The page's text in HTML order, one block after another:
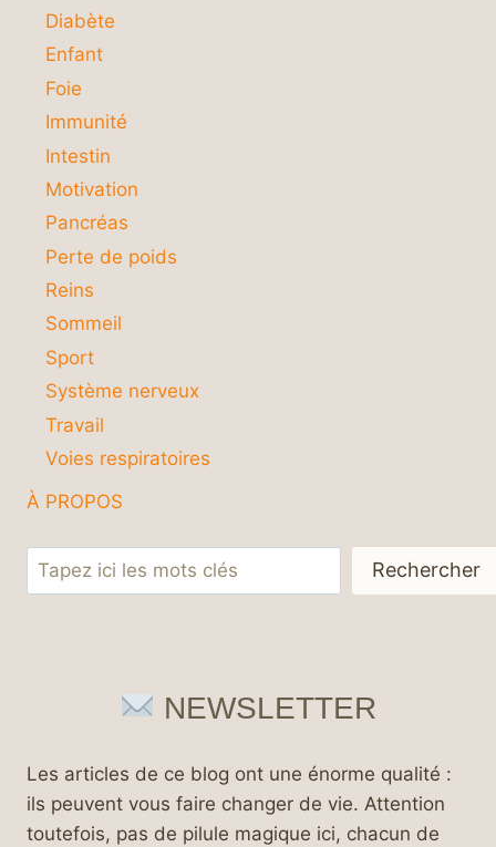
Diabète
Enfant
Foie
Immunité
Intestin
Motivation
Pancréas
Perte de poids
Reins
Sommeil
Sport
Système nerveux
Travail
Voies respiratoires
À PROPOS
Rechercher Rechercher
NEWSLETTER
Les articles de ce blog ont une énorme qualité :
ils peuvent vous faire changer de vie. Attention
toutefois, pas de pilule magique ici, chacun de